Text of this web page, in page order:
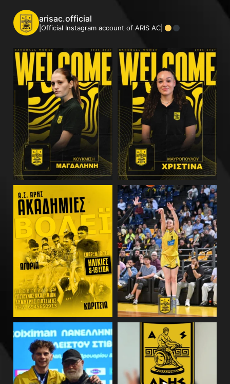
arisac.official
|Official Instagram account of ARIS AC|